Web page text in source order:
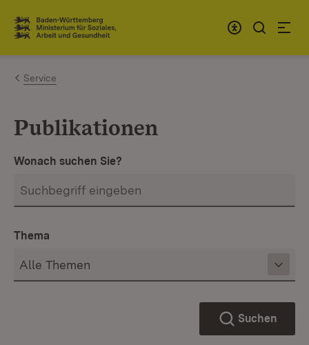
Zum Inhalt springen
Link zur Startseite
Service
Publikationen
Wonach suchen Sie?
Thema
Suchen